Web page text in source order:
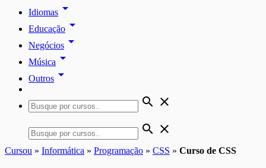
Idiomas arrow_drop_down
Educação arrow_drop_down
Negócios arrow_drop_down
Música arrow_drop_down
Outros arrow_drop_down
search close
search close
Cursou » Informática » Programação » CSS » Curso de CSS